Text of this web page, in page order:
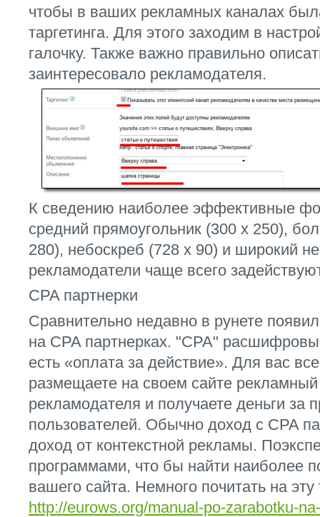
чтобы в ваших рекламных каналах
таргетинга. Для этого заходим в
галочку. Также важно правильно
заинтересовало рекламодателя.
К сведению наиболее эффективные
средний прямоугольник (300 x 250),
280), небоскреб (728 x 90) и широкий
рекламодатели чаще всего
CPA партнерки
Сравнительно недавно в рунете
на CPA партнерках. "CPA"
есть «оплата за действие». Для вас
размещаете на своем сайте рекламный
рекламодателя и получаете деньги за
пользователей. Обычно доход с CPA
доход от контекстной рекламы.
программами, что бы найти наиболее
вашего сайта. Немного почитать на
http://eurows.org/manual-po-zarabotku-